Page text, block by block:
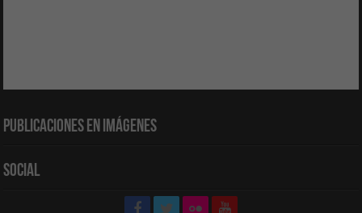
Publicaciones en Imágenes
Social